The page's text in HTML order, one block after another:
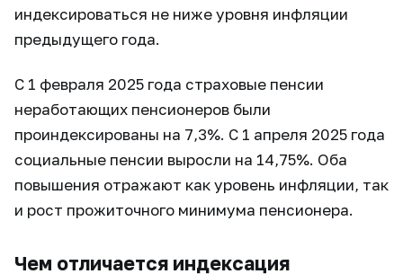
индексироваться не ниже уровня инфляции
предыдущего года.
С 1 февраля 2025 года страховые пенсии
неработающих пенсионеров были
проиндексированы на 7,3%. С 1 апреля 2025 года
социальные пенсии выросли на 14,75%. Оба
повышения отражают как уровень инфляции, так
и рост прожиточного минимума пенсионера.
Чем отличается индексация